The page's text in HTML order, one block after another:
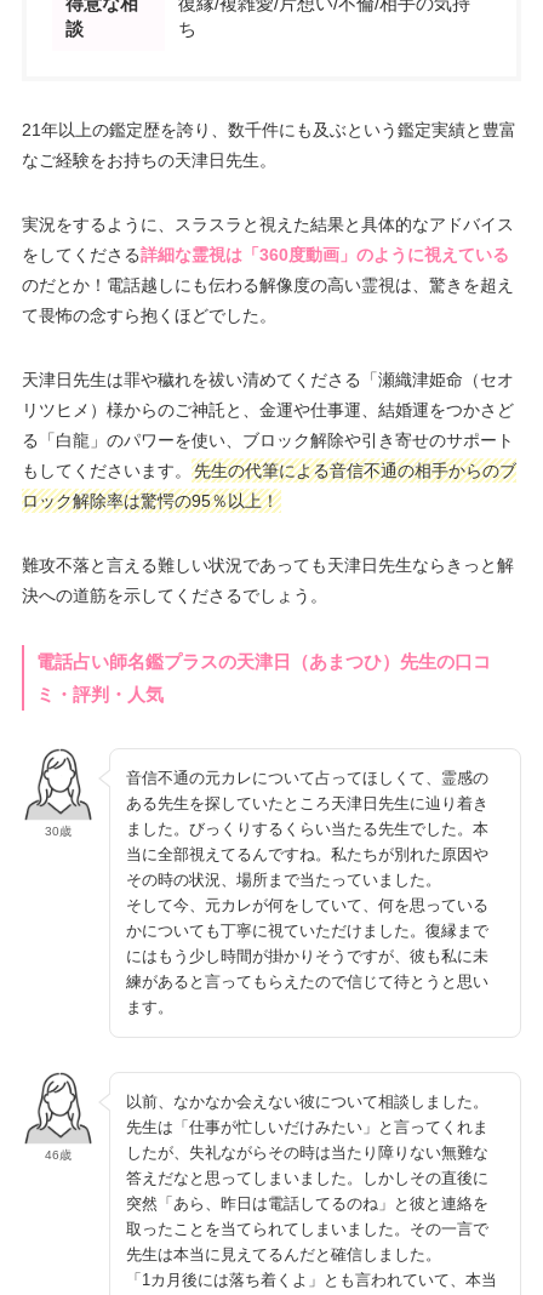
得意な相
談
復縁/複雑愛/片想い/不倫/相手の気持
ち
21年以上の鑑定歴を誇り、数千件にも及ぶという鑑定実績と豊富
なご経験をお持ちの天津日先生。
実況をするように、スラスラと視えた結果と具体的なアドバイス
をしてくださる詳細な霊視は「360度動画」のように視えている
のだとか！電話越しにも伝わる解像度の高い霊視は、驚きを超え
て畏怖の念すら抱くほどでした。
天津日先生は罪や穢れを祓い清めてくださる「瀬織津姫命（セオ
リツヒメ）様からのご神託と、金運や仕事運、結婚運をつかさど
る「白龍」のパワーを使い、ブロック解除や引き寄せのサポート
もしてくださいます。
先生の代筆による音信不通の相手からのブ
ロック解除率は驚愕の95％以上！
難攻不落と言える難しい状況であっても天津日先生ならきっと解
決への道筋を示してくださるでしょう。
電話占い師名鑑プラスの天津日（あまつひ）先生の口コ
ミ・評判・人気
30歳
音信不通の元カレについて占ってほしくて、霊感の
ある先生を探していたところ天津日先生に辿り着き
ました。びっくりするくらい当たる先生でした。本
当に全部視えてるんですね。私たちが別れた原因や
その時の状況、場所まで当たっていました。
そして今、元カレが何をしていて、何を思っている
かについても丁寧に視ていただけました。復縁まで
にはもう少し時間が掛かりそうですが、彼も私に未
練があると言ってもらえたので信じて待とうと思い
ます。
46歳
以前、なかなか会えない彼について相談しました。
先生は「仕事が忙しいだけみたい」と言ってくれま
したが、失礼ながらその時は当たり障りない無難な
答えだなと思ってしまいました。しかしその直後に
突然「あら、昨日は電話してるのね」と彼と連絡を
取ったことを当てられてしまいました。その一言で
先生は本当に見えてるんだと確信しました。
「1カ月後には落ち着くよ」とも言われていて、本当